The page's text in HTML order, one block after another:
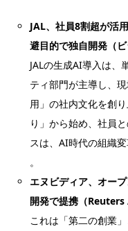
JAL、社員8割超が活
避目的で独自開発（
JALの生成AI導入は、
ティ部門が主導し、
用」の社内文化を創
り」から始め、社員
スは、AI時代の組織
。
エヌビディア、オー
開発で提携（Reuters
これは「第二の創業